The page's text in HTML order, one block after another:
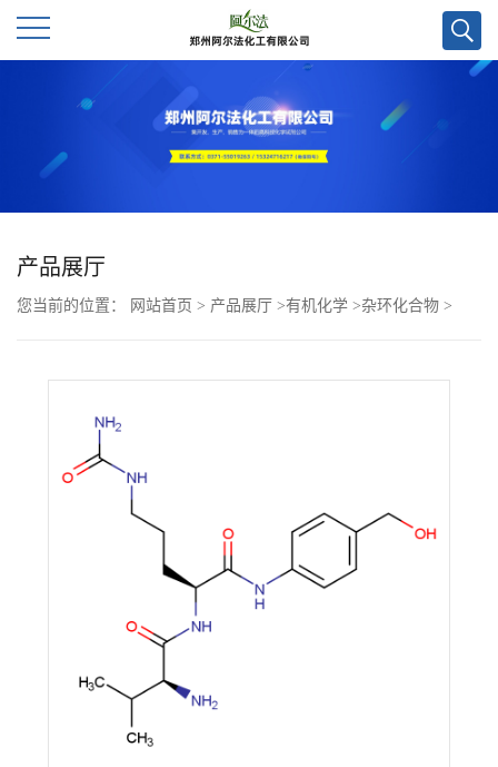
公
产品展厅
您当前的位置： 网站首页 > 产品展厅 >有机化学 >杂环化合物 >